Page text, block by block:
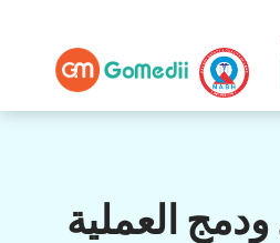
العملية
متابعة الرعاية